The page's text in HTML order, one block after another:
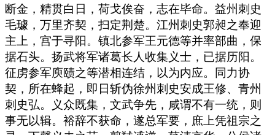
断金，精贯白日，荷戈俟奋，志在毕命。益州刺史
毛璩，万里齐契，扫定荆楚。江州刺史郭昶之奉迎
主上，宫于寻阳。镇北参军王元德等并率部曲，保
据石头。扬武将军诸葛长人收集义士，已据历阳。
征虏参军庾赜之等潜相连结，以为内应。同力协
契，所在蜂起，即日斩伪徐州刺史安成王修、青州
刺史弘。义众既集，文武争先，咸谓不有一统，则
事无以辑。裕辞不获命，遂总军要，庶上凭祖宗之